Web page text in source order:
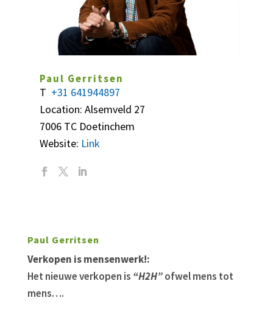
Paul Gerritsen
T +31 641944897
Location: Alsemveld 27
7006 TC Doetinchem
Website: Link
Paul Gerritsen
Verkopen is mensenwerk!:
Het nieuwe verkopen is “H2H”ofwel mens tot
mens….